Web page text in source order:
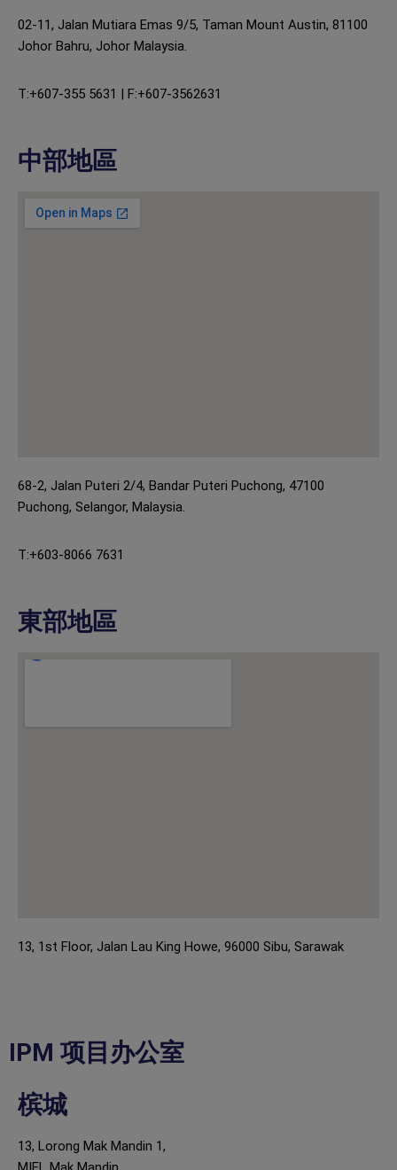
02-11, Jalan Mutiara Emas 9/5, Taman Mount Austin, 81100
Johor Bahru, Johor Malaysia.
T:+607-355 5631 | F:+607-3562631
中部地區
68-2, Jalan Puteri 2/4, Bandar Puteri Puchong, 47100
Puchong, Selangor, Malaysia.
T:+603-8066 7631
東部地區
13, 1st Floor, Jalan Lau King Howe, 96000 Sibu, Sarawak
IPM 项目办公室
槟城
13, Lorong Mak Mandin 1,